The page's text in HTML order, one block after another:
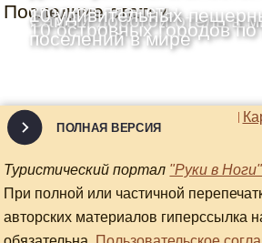
Последние статьи
уголков планеты
Самый дорогой отель в
10 островных городов
10 удивительных
поселений в мире
ПОЛНАЯ ВЕРСИЯ
Туристический портал "Руки в Ноги"
При полной или частичной
авторских материалов гиперссылка